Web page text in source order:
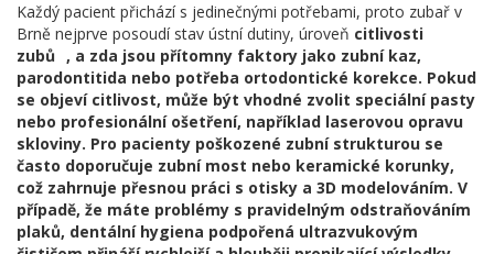
Každý pacient přichází s jedinečnými potřebami, proto zubař v
Brně nejprve posoudí stav ústní dutiny, úroveň citlivosti
zubů
, a zda jsou přítomny faktory jako zubní kaz,
parodontitida nebo potřeba ortodontické korekce. Pokud
se objeví citlivost, může být vhodné zvolit speciální pasty
nebo profesionální ošetření, například laserovou opravu
skloviny. Pro pacienty poškozené zubní strukturou se
často doporučuje zubní most nebo keramické korunky,
což zahrnuje přesnou práci s otisky a 3D modelováním. V
případě, že máte problémy s pravidelným odstraňováním
plaků, dentální hygiena podpořená ultrazvukovým